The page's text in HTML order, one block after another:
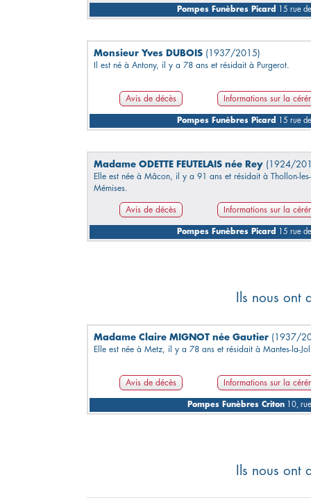
Pompes Funèbres Picard 15 rue
Monsieur Yves DUBOIS (1937/2015)
Il est né à Antony, il y a 78 ans et résidait à Purgerot.
Avis de décès Informations sur la
Pompes Funèbres Picard 15 rue
Madame ODETTE FEUTELAIS née Rey (1924/
Elle est née à Mâcon, il y a 91 ans et résidait à Thollon-les-
Mémises.
Avis de décès Informations sur la
Pompes Funèbres Picard 15 rue
Ils nous
Madame Claire MIGNOT née Gautier (1937/
Elle est née à Metz, il y a 78 ans et résidait à Mantes-la-
Avis de décès Informations sur la
Pompes Funèbres Criton 10,
Ils nous